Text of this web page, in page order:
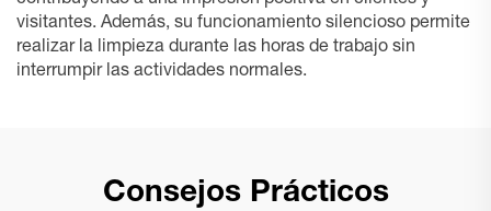
visitantes. Además, su funcionamiento silencioso permite
realizar la limpieza durante las horas de trabajo sin
interrumpir las actividades normales.
Consejos Prácticos